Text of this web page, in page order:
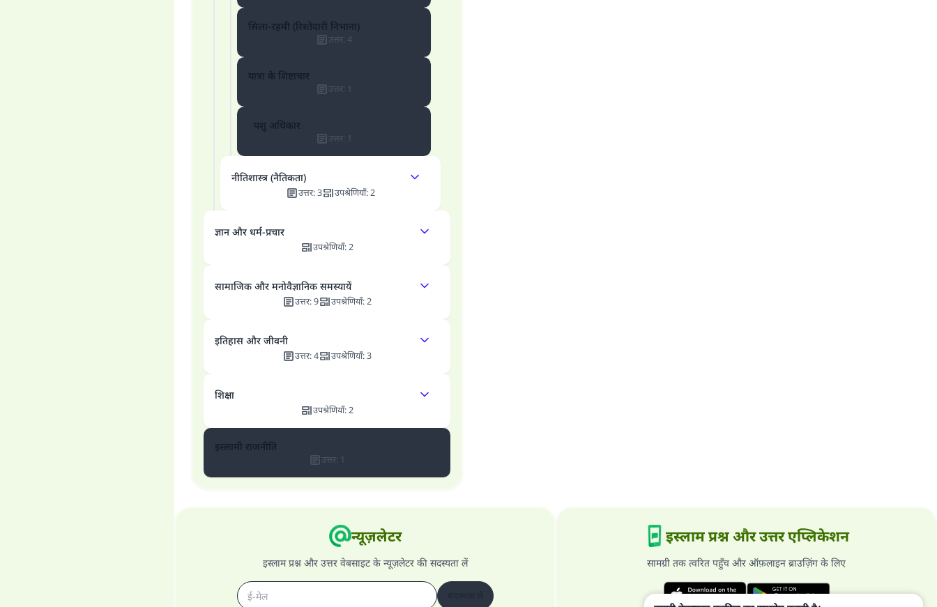
सिला-रहमी (रिश्तेदारी निभाना)
उत्तर: 4
यात्रा के शिष्टाचार
उत्तर: 1
पशु अधिकार
उत्तर: 1
नीतिशास्त्र (नैतिकता)
उत्तर:3 उपश्रेणियाँ:2
ज्ञान और धर्म-प्रचार
उपश्रेणियाँ:2
सामाजिक और मनोवैज्ञानिक समस्यायें
उत्तर:9 उपश्रेणियाँ:2
इतिहास और जीवनी
उत्तर:4 उपश्रेणियाँ:3
शिक्षा
उपश्रेणियाँ:2
इस्लामी राजनीति
उत्तर: 1
न्यूज़लेटर
इस्लाम प्रश्न और उत्तर वेबसाइट के न्यूज़लेटर की सदस्यता लें
इस्लाम प्रश्न और उत्तर एप्लिकेशन
सामग्री तक त्वरित पहुँच और ऑफ़लाइन ब्राउज़िंग के लिए